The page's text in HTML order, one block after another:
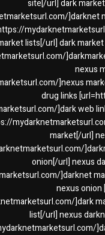
site[/url] dark
]darknet
lists[/url] dark
nexus
]nexus
drug links
]dark web
market[/url]
onion[/url] nexus
]darknet
nexus
]dark
list[/url] nexus